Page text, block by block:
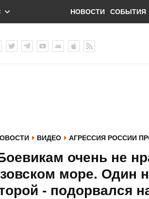
НОВОСТИ СОБЫТИЯ
ВИДЕО АГРЕССИЯ РОССИИ
очень не
море. Один
- подорвался